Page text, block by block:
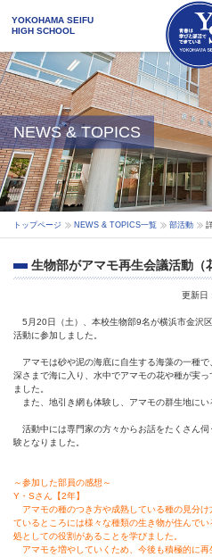
YOKOHAMA SEIFU
HIGH SCHOOL
NEWS & TOPICS
トップページ NEWS & TOPICS一覧 部活動
生物部がアマモ再生会議活動（
更新日 :
5月20日（土）、本校生物部9名が横浜市金沢
活動に参加しました。
アマモは砂や泥の海底に自生する海藻の一種
深さまで海に入り、水中でアマモの花や種が実
ました。
また、地引き網も体験し、アマモの群生地にい
活動中には専門家の方々からお話をたくさん
験となりました。
～参加した部員の感想～
Y・Sさん【2年】
アマモの種のつき方や成熟している種の見分け
ているところには様々な種類の生き物が住んで
処としての役割があることを学びました。
アマモを増やしていくため、今後も積極的に再